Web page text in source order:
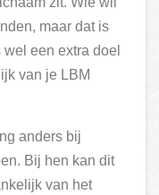
maar dat is
een extra doel
van je LBM
anders bij
Bij hen kan dit
van het